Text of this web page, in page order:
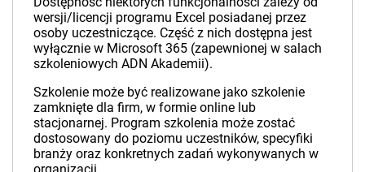
wersji/licencji programu Excel posiadanej przez
osoby uczestniczące. Część z nich dostępna jest
wyłącznie w Microsoft 365 (zapewnionej w salach
szkoleniowych ADN Akademii).
Szkolenie może być realizowane jako szkolenie
zamknięte dla firm, w formie online lub
stacjonarnej. Program szkolenia może zostać
dostosowany do poziomu uczestników, specyfiki
branży oraz konkretnych zadań wykonywanych w